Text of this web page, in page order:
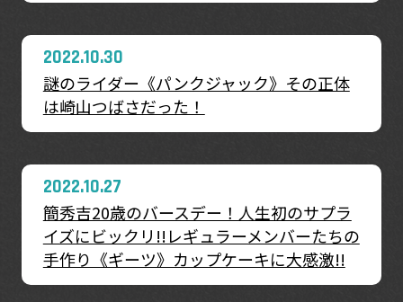
2022.10.30
謎のライダー《パンクジャック》その正体
は崎山つばさだった！
2022.10.27
簡秀吉20歳のバースデー！人生初のサプラ
イズにビックリ!!レギュラーメンバーたちの
手作り《ギーツ》カップケーキに大感激!!